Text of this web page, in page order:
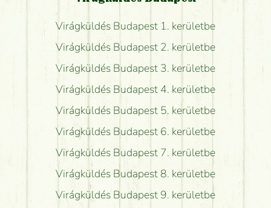
Virágküldés Budapest 1. kerületbe
Virágküldés Budapest 2. kerületbe
Virágküldés Budapest 3. kerületbe
Virágküldés Budapest 4. kerületbe
Virágküldés Budapest 5. kerületbe
Virágküldés Budapest 6. kerületbe
Virágküldés Budapest 7. kerületbe
Virágküldés Budapest 8. kerületbe
Virágküldés Budapest 9. kerületbe